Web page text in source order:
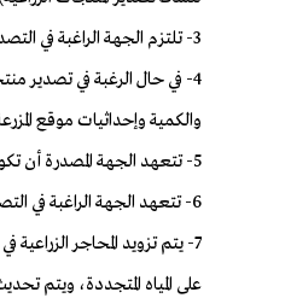
3- تلتزم الجهة الراغبة في التصدير بالشراء والتعاقد بشكل مباشر مع المزارع المنتجة للمنتج المراد تصديره والتي تستهدف التقنيات الحديثة المرشدة للمياه في الري وعدم الشراء من الأسواق للمنتجات الزراعية بغرض التصدير.
4- في حال الرغبة في تصدير
والكمية وإحداثيات موقع
5- تتعهد الجهة المصدرة أن تكون المنتجات المراد تصديرها مطابقة لمواصفات الجودة والاشتراطات للدول التي يتم التصدير إليها وتتحمل أي إجراءات تترتب على عدم مطابقة المنتجات لتلك المواصفات والاشتراطات.
6- تتعهد الجهة الراغبة في التصدير بتقديم بيان ربع سنوي يحدد المنتجات التي تم تصديرها، وكميتها، ومصدر تلك المنتجات، والمنفذ الذي تم التصدير من خلاله.
7- يتم تزويد المحاجر
على المياه المتجددة، ويتم